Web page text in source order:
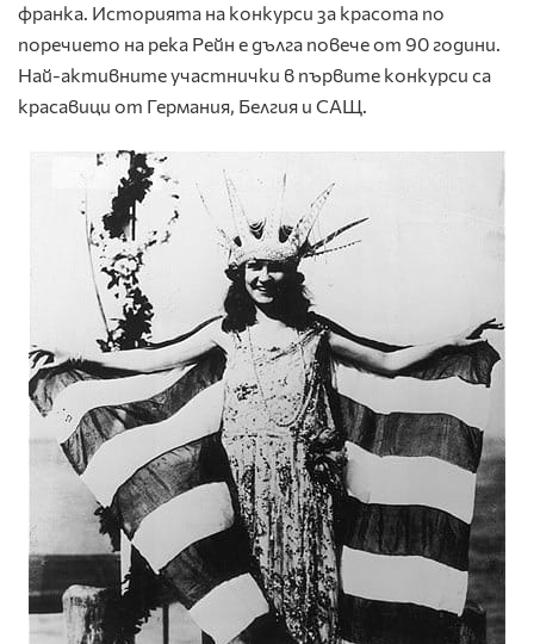
франка. Историята на конкурси за красота по
поречието на река Рейн е дълга повече от 90 години.
Най-активните участнички в първите конкурси са
красавици от Германия, Белгия и САЩ.